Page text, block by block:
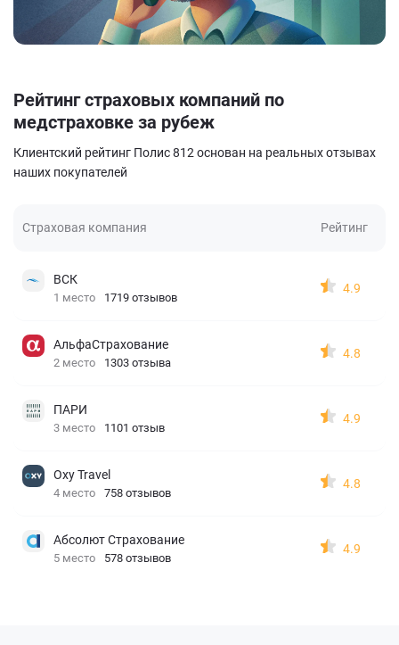
Рейтинг страховых компаний по
медстраховке за рубеж
Клиентский рейтинг Полис 812 основан на реальных отзывах
наших покупателей
Страховая компания Рейтинг
ВСК
1 место 1719 отзывов
4.9
АльфаСтрахование
2 место 1303 отзыва
4.8
ПАРИ
3 место 1101 отзыв
4.9
Oxy Travel
4 место 758 отзывов
4.8
Абсолют Страхование
5 место 578 отзывов
4.9